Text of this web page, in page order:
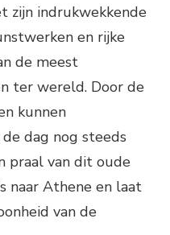
zijn indrukwekkende
en rijke
de meest
ter wereld. Door de
kunnen
dag nog steeds
praal van dit oude
naar Athene en laat
van de